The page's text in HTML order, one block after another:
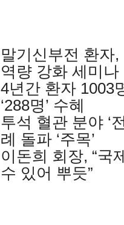
말기신부전 환자
역량 강화 세미나
4년간 환자 1003
‘288명’ 수혜
투석 혈관 분야 ‘
례 돌파 ‘주목’
이돈희 회장, “국
수 있어 뿌듯”